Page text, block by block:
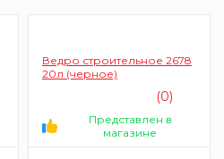
Ведро строительное 2678
20л (черное)
(0)
Представлен в
магазине